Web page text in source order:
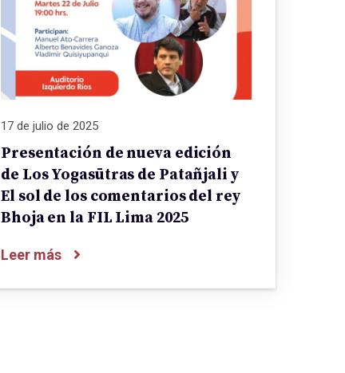
17 de julio de 2025
Presentación de nueva edición
de Los Yogasūtras de Patañjali y
El sol de los comentarios del rey
Bhoja en la FIL Lima 2025
Leer más